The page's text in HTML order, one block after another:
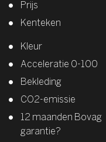
Prijs
Kenteken
Kleur
Acceleratie 0-100
Bekleding
CO2-emissie
12 maanden Bovag
garantie?